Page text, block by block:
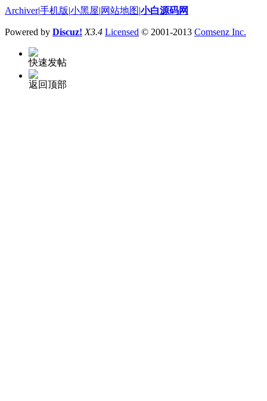
Archiver|手机版 小黑屋 网站地图 小白源码网
Powered by Discuz! X3.4 Licensed © 2001-2013 Comsenz Inc.
快速发帖
返回顶部